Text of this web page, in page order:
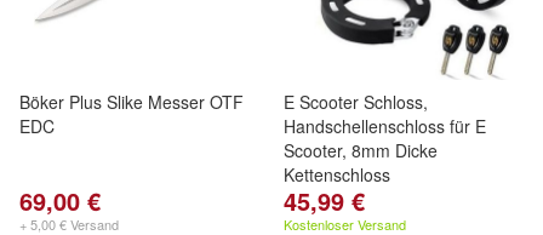
Böker Plus Slike Messer OTF
EDC
69,00 €
+ 5,00 € Versand
E Scooter Schloss,
Handschellenschloss für E
Scooter, 8mm Dicke
Kettenschloss
45,99 €
Kostenloser Versand